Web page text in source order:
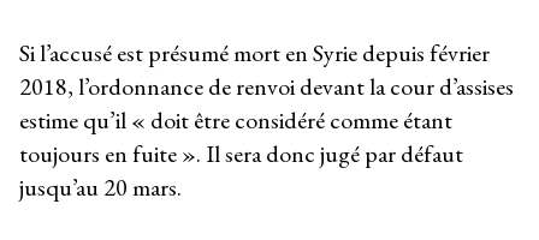
Si l’accusé est présumé mort en Syrie depuis février
2018, l’ordonnance de renvoi devant la cour d’assises
estime qu’il « doit être considéré comme étant
toujours en fuite ». Il sera donc jugé par défaut
jusqu’au 20 mars.